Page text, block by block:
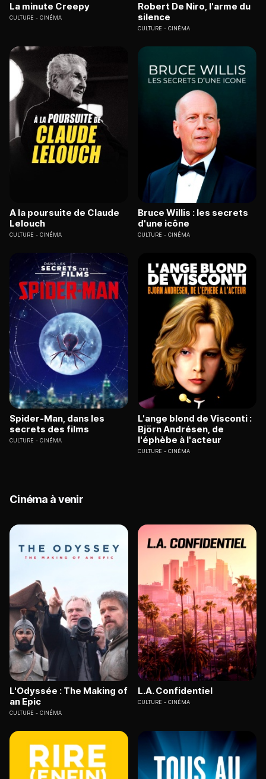
La minute Creepy
CULTURE CINÉMA
Robert De Niro, l'arme du
silence
CULTURE CINÉMA
A la poursuite de Claude
Lelouch
CULTURE CINÉMA
Bruce Willis : les secrets
d'une icône
CULTURE CINÉMA
Spider-Man, dans les
secrets des films
CULTURE CINÉMA
L'ange blond de Visconti :
Björn Andrésen, de
l'éphèbe à l'acteur
CULTURE CINÉMA
Cinéma à venir
L'Odyssée : The Making of
an Epic
CULTURE CINÉMA
L.A. Confidentiel
CULTURE CINÉMA